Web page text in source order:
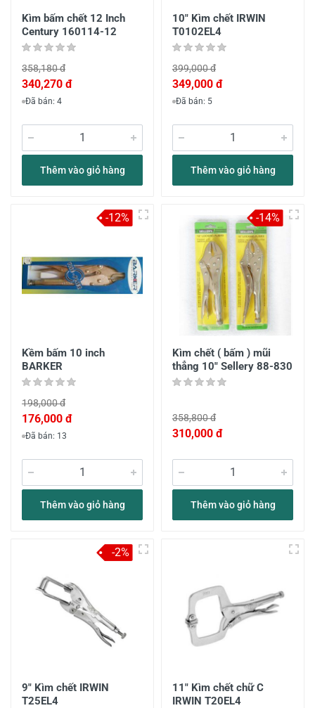
Kìm bấm chết 12 Inch
Century 160114-12
358,180 đ
340,270 đ
Đã bán: 4
Thêm vào giỏ hàng
10" Kìm chết IRWIN
T0102EL4
399,000 đ
349,000 đ
Đã bán: 5
Thêm vào giỏ hàng
Kềm bấm 10 inch
BARKER
198,000 đ
176,000 đ
Đã bán: 13
Thêm vào giỏ hàng
-12%
Kìm chết ( bấm ) mũi
thẳng 10" Sellery 88-830
358,800 đ
310,000 đ
Thêm vào giỏ hàng
-14%
9" Kìm chết IRWIN
T25EL4
-2%
11" Kìm chết chữ C
IRWIN T20EL4